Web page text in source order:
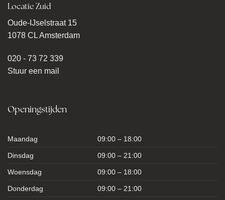
Locatie Zuid
Oude-IJselstraat 15
1078 CL Amsterdam
020 - 73 72 339
Stuur een mail
Openingstijden
Maandag 09:00 – 18:00
Dinsdag 09:00 – 21:00
Woensdag 09:00 – 18:00
Donderdag 09:00 – 21:00